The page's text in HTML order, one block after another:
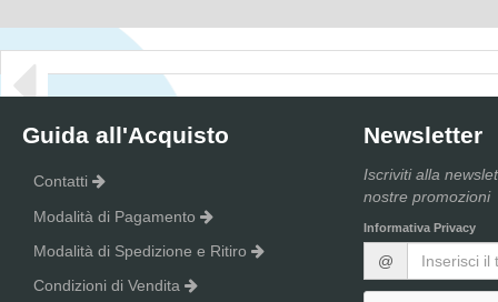
Guida all'Acquisto
Contatti
Modalità di Pagamento
Modalità di Spedizione e Ritiro
Condizioni di Vendita
Newsletter
Iscriviti alla
nostre promozioni
Informativa Privacy
@